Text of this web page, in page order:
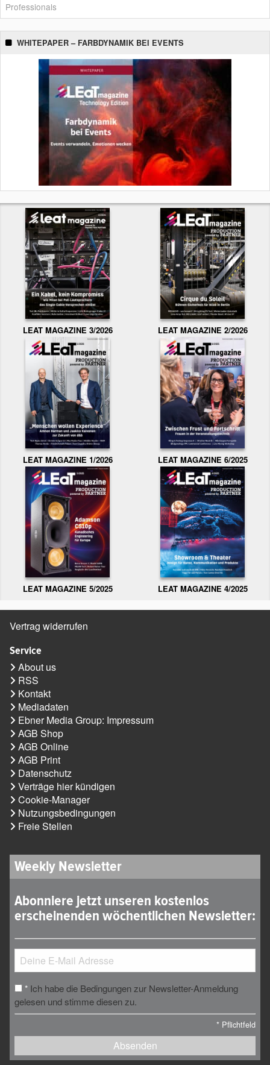
Professionals
WHITEPAPER – FARBDYNAMIK BEI EVENTS
LEAT MAGAZINE 3/2026 LEAT MAGAZINE 2/2026
LEAT MAGAZINE 1/2026 LEAT MAGAZINE 6/2025
LEAT MAGAZINE 5/2025 LEAT MAGAZINE 4/2025
Vertrag widerrufen
Service
About us
RSS
Kontakt
Mediadaten
Ebner Media Group: Impressum
AGB Shop
AGB Online
AGB Print
Datenschutz
Verträge hier kündigen
Cookie-Manager
Nutzungsbedingungen
Freie Stellen
Weekly Newsletter
Abonniere jetzt unseren kostenlos
erscheinenden wöchentlichen Newsletter:
* Ich habe die Bedingungen zur Newsletter-Anmeldung
gelesen und stimme diesen zu.
* Pflichtfeld
Absenden